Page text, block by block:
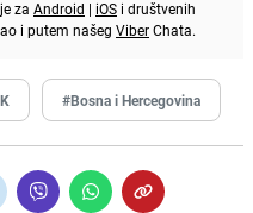
za Android | iOS i društvenih
i putem našeg ViberChata.
#Bosna i Hercegovina